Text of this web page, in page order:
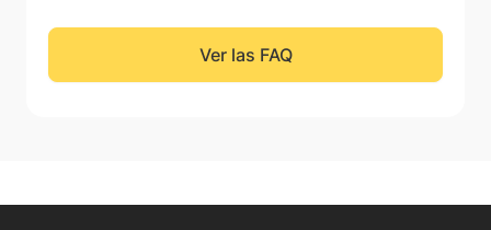
Ver las FAQ